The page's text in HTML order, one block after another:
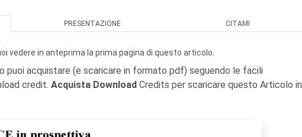
PRESENTAZIONE CITAMI
vedere in anteprima la prima pagina di questo articolo.
puoi acquistare (e scaricare in formato pdf) seguendo le facili
credit. Acquista Download Credits per scaricare questo Articolo in